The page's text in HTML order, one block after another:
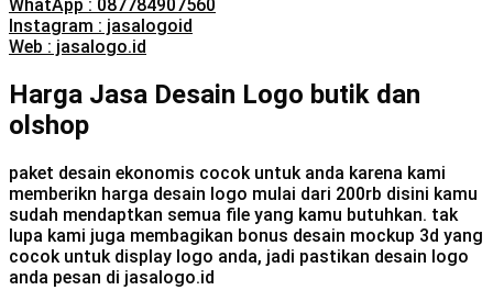
WhatApp : 087784907560
Instagram : jasalogoid
Web : jasalogo.id
Harga Jasa Desain Logo butik dan
olshop
paket desain ekonomis cocok untuk anda karena kami
memberikn harga desain logo mulai dari 200rb disini kamu
sudah mendaptkan semua file yang kamu butuhkan. tak
lupa kami juga membagikan bonus desain mockup 3d yang
cocok untuk display logo anda, jadi pastikan desain logo
anda pesan di jasalogo.id